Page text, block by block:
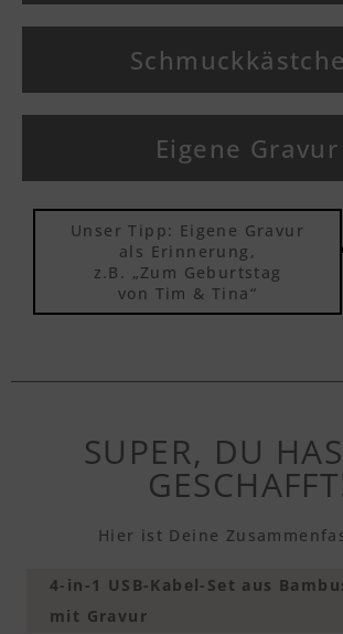
Eigene Gravur
Unser Tipp: Eigene Gravur
als Erinnerung,
z.B. „Zum Geburtstag
von Tim & Tina“
SUPER, DU
Hier ist Deine
4-in-1 USB-Kabel-Set aus
mit Gravur